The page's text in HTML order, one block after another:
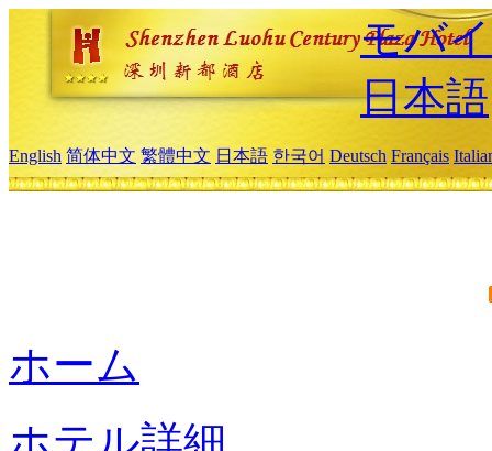
モバ
日本語
English 简体中文 繁體中文 日本語 한국어 Deutsch Français
ホーム